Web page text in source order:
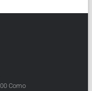
Como